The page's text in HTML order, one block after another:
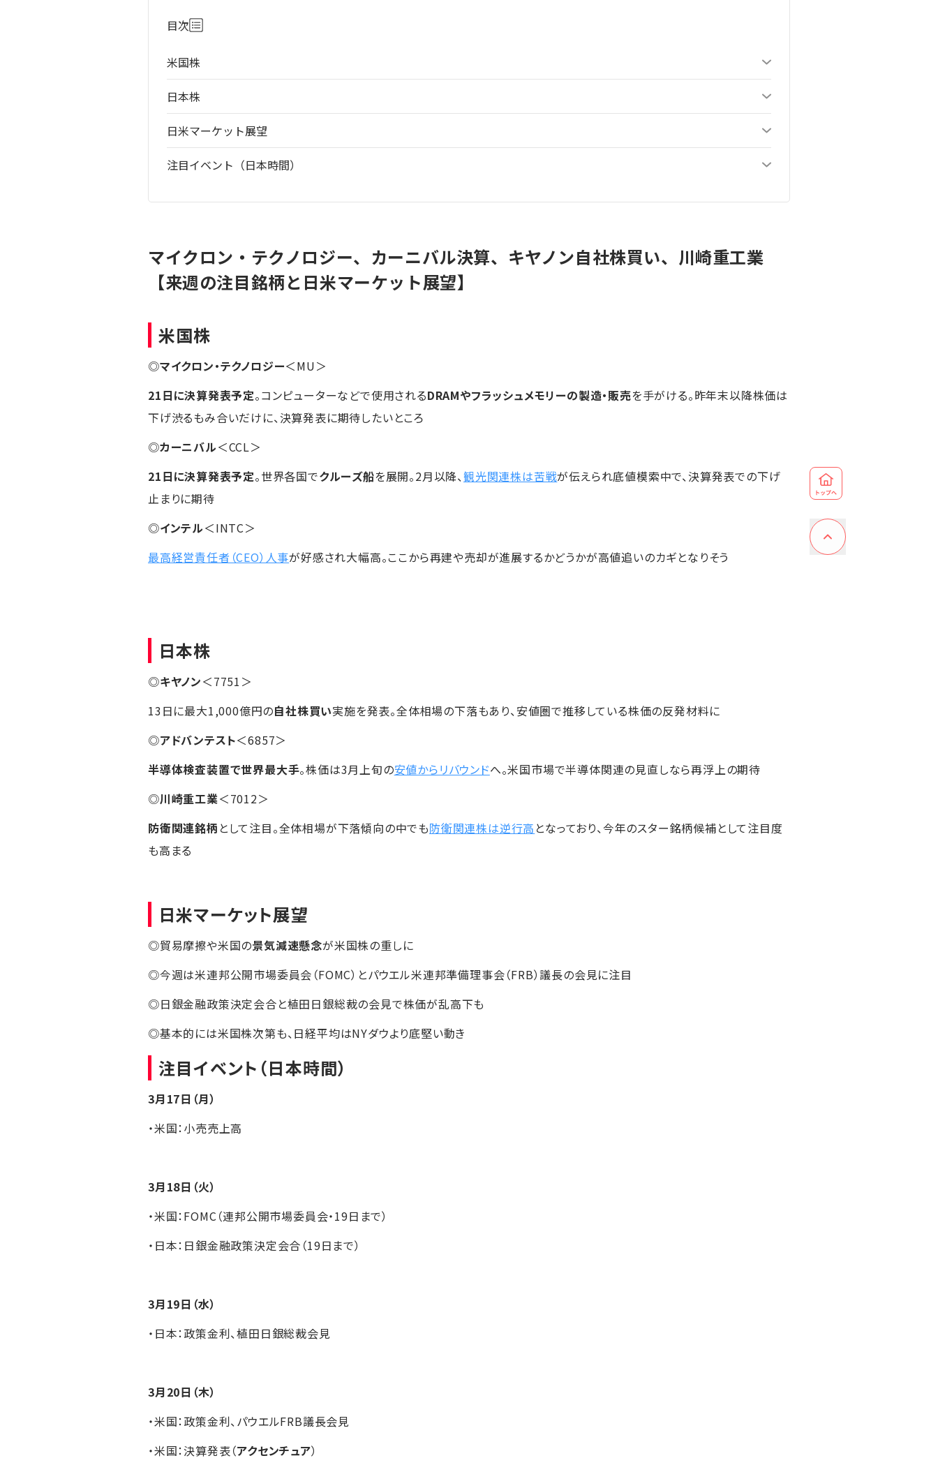
目次
米国株
日本株
日米マーケット展望
注目イベント（日本時間）
マイクロン・テクノロジー、カーニバル決算、キヤノン自社株買い、川崎重工業
【来週の注目銘柄と日米マーケット展望】
米国株
◎マイクロン・テクノロジー＜MU＞
21日に決算発表予定。コンピューターなどで使用されるDRAMやフラッシュメモリーの製造・販売を手がける。昨年末以降株価は
下げ渋るもみ合いだけに、決算発表に期待したいところ
◎カーニバル＜CCL＞
21日に決算発表予定。世界各国でクルーズ船を展開。2月以降、観光関連株は苦戦が伝えられ底値模索中で、決算発表での下げ
止まりに期待
◎インテル＜INTC＞
最高経営責任者（CEO）人事が好感され大幅高。ここから再建や売却が進展するかどうかが高値追いのカギとなりそう
日本株
◎キヤノン＜7751＞
13日に最大1,000億円の自社株買い実施を発表。全体相場の下落もあり、安値圏で推移している株価の反発材料に
◎アドバンテスト＜6857＞
半導体検査装置で世界最大手。株価は3月上旬の安値からリバウンドへ。米国市場で半導体関連の見直しなら再浮上の期待
◎川崎重工業＜7012＞
防衛関連銘柄 として注目。全体相場が下落傾向の中でも防衛関連株は逆行高 となっており、今年のスター銘柄候補として注目度
も高まる
日米マーケット展望
◎貿易摩擦や米国の景気減速懸念が米国株の重しに
◎今週は米連邦公開市場委員会（FOMC）とパウエル米連邦準備理事会（FRB）議長の会見に注目
◎日銀金融政策決定会合と植田日銀総裁の会見で株価が乱高下も
◎基本的には米国株次第も、日経平均はNYダウより底堅い動き
注目イベント（日本時間）
3月17日（月）
・米国：小売売上高
3月18日（火）
・米国：FOMC（連邦公開市場委員会・19日まで）
・日本：日銀金融政策決定会合（19日まで）
3月19日（水）
・日本：政策金利、植田日銀総裁会見
3月20日（木）
・米国：政策金利、パウエルFRB議長会見
・米国：決算発表（アクセンチュア）